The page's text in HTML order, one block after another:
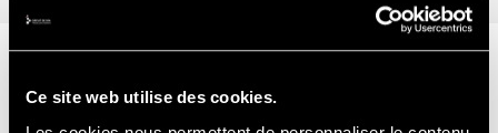
Ce site web utilise des cookies.
ONTDEK